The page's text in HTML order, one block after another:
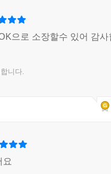
니리라. 마음속으로, 혹
파란 하늘이 물색으로 변
으로 소장할수 있어 감사
니다.
요